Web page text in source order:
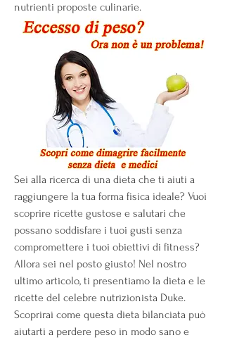
nutrienti proposte culinarie.
Sei alla ricerca di una dieta che ti aiuti a
raggiungere la tua forma fisica ideale? Vuoi
scoprire ricette gustose e salutari che
possano soddisfare i tuoi gusti senza
compromettere i tuoi obiettivi di fitness?
Allora sei nel posto giusto! Nel nostro
ultimo articolo, ti presentiamo la dieta e le
ricette del celebre nutrizionista Duke.
Scoprirai come questa dieta bilanciata può
aiutarti a perdere peso in modo sano e